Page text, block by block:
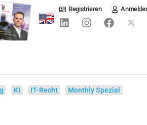
Registrieren
KI IT-Recht Monthly Spezial